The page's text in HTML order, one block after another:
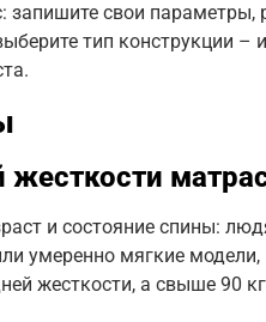
запишите свои параметры,
тип конструкции –
жесткости
и состояние спины:
умеренно мягкие модели,
жесткости, а свыше 90